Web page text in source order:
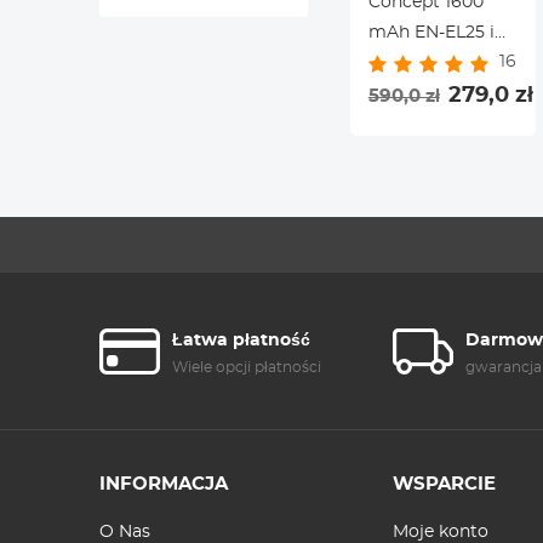
mAh EN-EL25 i
zestaw z
podwójną
zapasowych do
16
590,0 zł 279,0 zł
Łatwa płatność
Wiele opcji płatności
INFORMACJA
O Nas
WSPARCIE
Moje konto